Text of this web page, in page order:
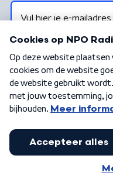
Algemene voorwaarden